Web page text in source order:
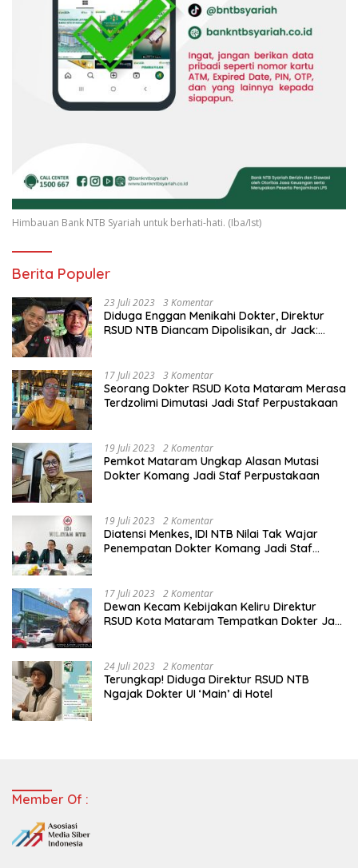
Himbauan Bank NTB Syariah untuk berhati-hati. (Iba/Ist)
Berita Populer
23 Juli 2023 3 Komentar
Diduga Enggan Menikahi Dokter, Direktur
RSUD NTB Diancam Dipolisikan, dr Jack:
17 Juli 2023 3 Komentar
Seorang Dokter RSUD Kota Mataram Merasa
Terdzolimi Dimutasi Jadi Staf Perpustakaan
19 Juli 2023 2 Komentar
Pemkot Mataram Ungkap Alasan Mutasi
Dokter Komang Jadi Staf Perpustakaan
19 Juli 2023 2 Komentar
Diatensi Menkes, IDI NTB Nilai Tak Wajar
Penempatan Dokter Komang Jadi Staf
17 Juli 2023 2 Komentar
Dewan Kecam Kebijakan Keliru Direktur
RSUD Kota Mataram Tempatkan Dokter Jadi
24 Juli 2023 2 Komentar
Terungkap! Diduga Direktur RSUD NTB
Ngajak Dokter UI ‘Main’ di Hotel
Member Of :